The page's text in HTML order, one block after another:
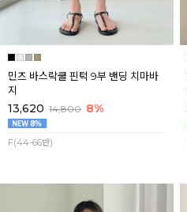
민즈 바스락쿨 핀턱 9부 밴딩 치마바
지
13,620 14,800 8%
F(44-66반)